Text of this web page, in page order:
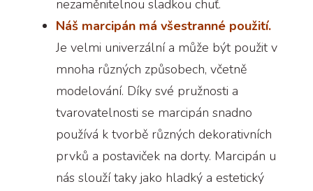
nezaměnitelnou sladkou chuť.
Náš marcipán má všestranné použití.
Je velmi univerzální a může být použit v
mnoha různých způsobech, včetně
modelování. Díky své pružnosti a
tvarovatelnosti se marcipán snadno
používá k tvorbě různých dekorativních
prvků a postaviček na dorty. Marcipán u
nás slouží taky jako hladký a estetický